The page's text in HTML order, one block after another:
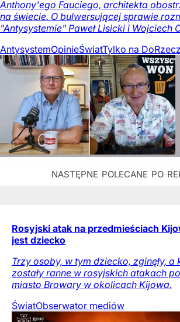
Anthony'ego Fauciego, architekta
na świecie. O bulwersującej sprawie
"Antysystemie" Paweł Lisicki i Wojciech
AntysystemOpinieŚwiatTylko na
Rosyjski atak na przedmieściach
jest dziecko
Trzy osoby, w tym dziecko, zginęły, a
zostały ranne w rosyjskich atakach
miasto Browary w okolicach Kijowa.
ŚwiatObserwator mediów